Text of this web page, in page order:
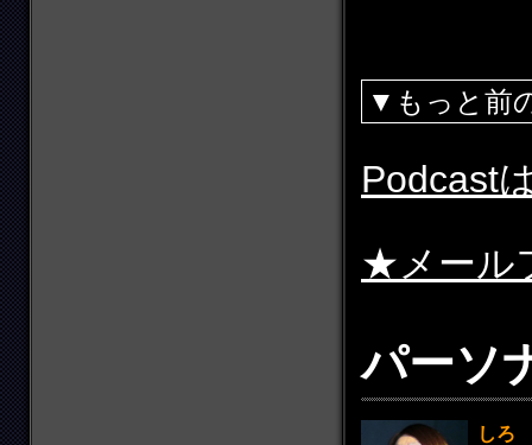
▼もっと前
Podcast
★メール
パーソ
しろ